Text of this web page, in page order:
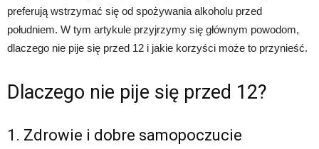
preferują wstrzymać się od spożywania alkoholu przed
południem. W tym artykule przyjrzymy się głównym powodom,
dlaczego nie pije się przed 12 i jakie korzyści może to przynieść.
Dlaczego nie pije się przed 12?
1. Zdrowie i dobre samopoczucie